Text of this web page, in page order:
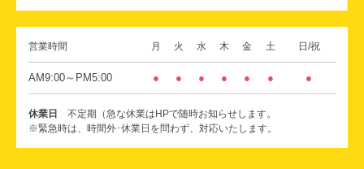
営業時間 月 火 水 木 金 土 日/祝
AM9:00～PM5:00 ● ● ● ● ● ● ●
休業日
不定期（急な休業はHPで随時お知らせします。
※緊急時は、時間外･休業日を問わず、対応いたします。